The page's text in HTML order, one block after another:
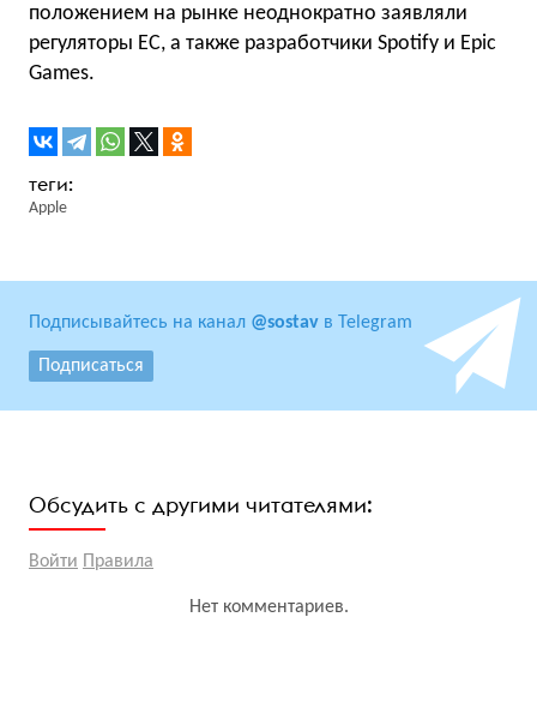
положением на рынке неоднократно заявляли
регуляторы ЕС, а также разработчики Spotify и Epic
Games.
Apple
Подписывайтесь на канал @sostav в Telegram
Подписаться
Обсудить с другими читателями:
Войти Правила
Нет комментариев.